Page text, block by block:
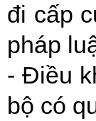
đi cấp
pháp
- Điều
bộ có